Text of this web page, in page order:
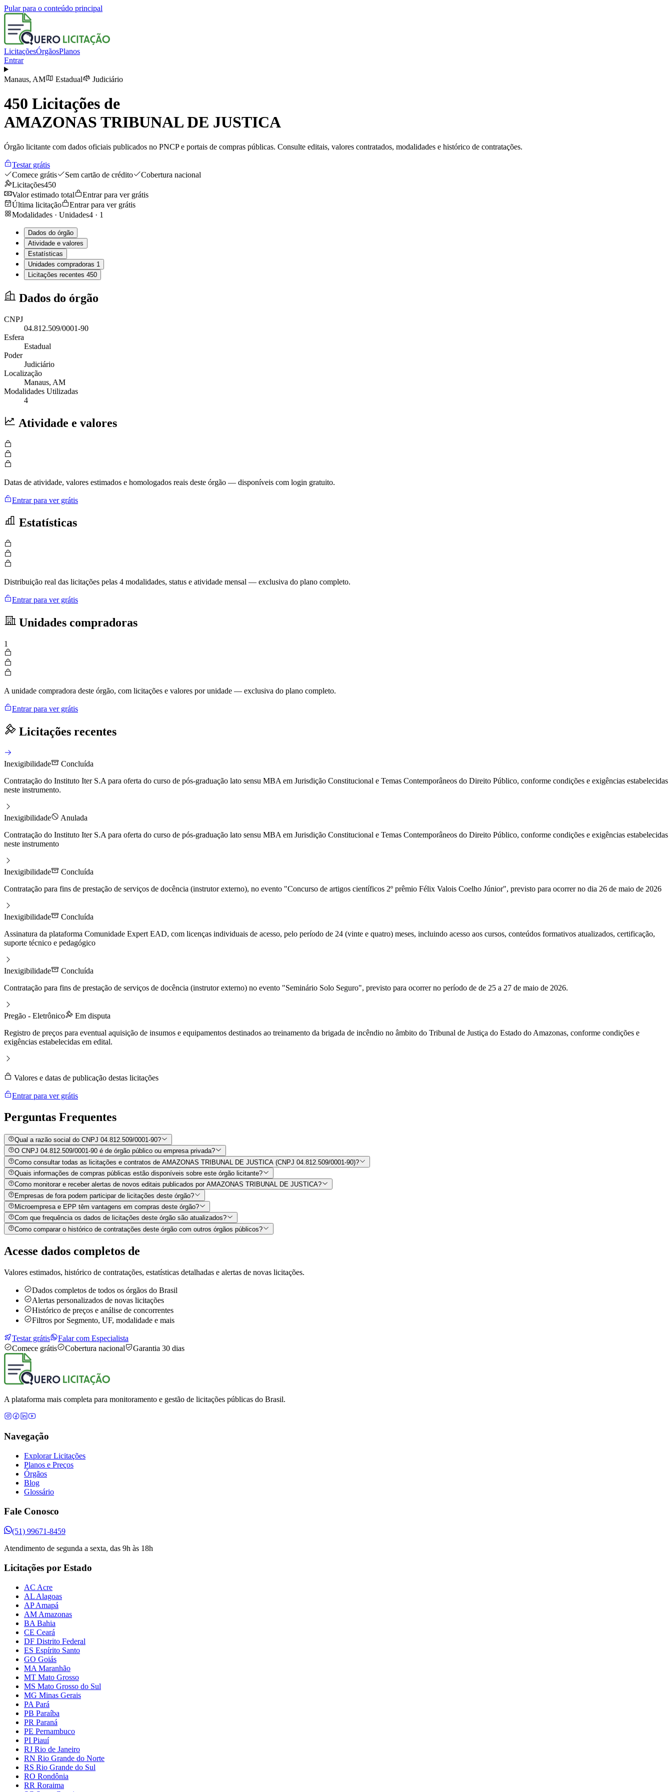
Pular para o conteúdo principal
LicitaçõesÓrgãosPlanos
Entrar
Manaus, AM Estadual Judiciário
450 Licitações de
AMAZONAS TRIBUNAL DE JUSTICA
Órgão licitante com dados oficiais publicados no PNCP e portais de compras públicas. Consulte editais, valores contratados, modalidades e histórico de contratações.
Testar grátis
Comece grátis
Sem cartão de crédito
Cobertura nacional
Licitações450
Valor estimado total
Entrar para ver grátis
Última licitação
Entrar para ver grátis
Modalidades · Unidades4 · 1
Dados do órgão
Atividade e valores
Estatísticas
Unidades compradoras 1
Licitações recentes 450
Dados do órgão
CNPJ
04.812.509/0001-90
Esfera
Estadual
Poder
Judiciário
Localização
Manaus, AM
Modalidades Utilizadas
4
Atividade e valores
Datas de atividade, valores estimados e homologados reais deste órgão — disponíveis com login gratuito.
Entrar para ver grátis
Estatísticas
Distribuição real das licitações pelas 4 modalidades, status e atividade mensal — exclusiva do plano completo.
Entrar para ver grátis
Unidades compradoras
1
A unidade compradora deste órgão, com licitações e valores por unidade — exclusiva do plano completo.
Entrar para ver grátis
Licitações recentes
Inexigibilidade
Concluída
Contratação do Instituto Iter S.A para oferta do curso de pós-graduação lato sensu MBA em Jurisdição Constitucional e Temas Contemporâneos do Direito Público, conforme condições e exigências estabelecidas
neste instrumento.
Inexigibilidade
Anulada
Contratação do Instituto Iter S.A para oferta do curso de pós-graduação lato sensu MBA em Jurisdição Constitucional e Temas Contemporâneos do Direito Público, conforme condições e exigências estabelecidas
neste instrumento
Inexigibilidade
Concluída
Contratação para fins de prestação de serviços de docência (instrutor externo), no evento "Concurso de artigos científicos 2º prêmio Félix Valois Coelho Júnior", previsto para ocorrer no dia 26 de maio de 2026
Inexigibilidade
Concluída
Assinatura da plataforma Comunidade Expert EAD, com licenças individuais de acesso, pelo período de 24 (vinte e quatro) meses, incluindo acesso aos cursos, conteúdos formativos atualizados, certificação,
suporte técnico e pedagógico
Inexigibilidade
Concluída
Contratação para fins de prestação de serviços de docência (instrutor externo) no evento "Seminário Solo Seguro", previsto para ocorrer no período de de 25 a 27 de maio de 2026.
Pregão - Eletrônico
Em disputa
Registro de preços para eventual aquisição de insumos e equipamentos destinados ao treinamento da brigada de incêndio no âmbito do Tribunal de Justiça do Estado do Amazonas, conforme condições e
exigências estabelecidas em edital.
Valores e datas de publicação destas licitações
Entrar para ver grátis
Perguntas Frequentes
Qual a razão social do CNPJ 04.812.509/0001-90?
O CNPJ 04.812.509/0001-90 é de órgão público ou empresa privada?
Como consultar todas as licitações e contratos de AMAZONAS TRIBUNAL DE JUSTICA (CNPJ 04.812.509/0001-90)?
Quais informações de compras públicas estão disponíveis sobre este órgão licitante?
Como monitorar e receber alertas de novos editais publicados por AMAZONAS TRIBUNAL DE JUSTICA?
Empresas de fora podem participar de licitações deste órgão?
Microempresa e EPP têm vantagens em compras deste órgão?
Com que frequência os dados de licitações deste órgão são atualizados?
Como comparar o histórico de contratações deste órgão com outros órgãos públicos?
Acesse dados completos de
Valores estimados, histórico de contratações, estatísticas detalhadas e alertas de novas licitações.
Dados completos de todos os órgãos do Brasil
Alertas personalizados de novas licitações
Histórico de preços e análise de concorrentes
Filtros por Segmento, UF, modalidade e mais
Testar grátis
Falar com Especialista
Comece grátis
Cobertura nacional Garantia 30 dias
A plataforma mais completa para monitoramento e gestão de licitações públicas do Brasil.
Navegação
Explorar Licitações
Planos e Preços
Órgãos
Blog
Glossário
Fale Conosco
(51) 99671-8459
Atendimento de segunda a sexta, das 9h às 18h
Licitações por Estado
AC Acre
AL Alagoas
AP Amapá
AM Amazonas
BA Bahia
CE Ceará
DF Distrito Federal
ES Espírito Santo
GO Goiás
MA Maranhão
MT Mato Grosso
MS Mato Grosso do Sul
MG Minas Gerais
PA Pará
PB Paraíba
PR Paraná
PE Pernambuco
PI Piauí
RJ Rio de Janeiro
RN Rio Grande do Norte
RS Rio Grande do Sul
RO Rondônia
RR Roraima